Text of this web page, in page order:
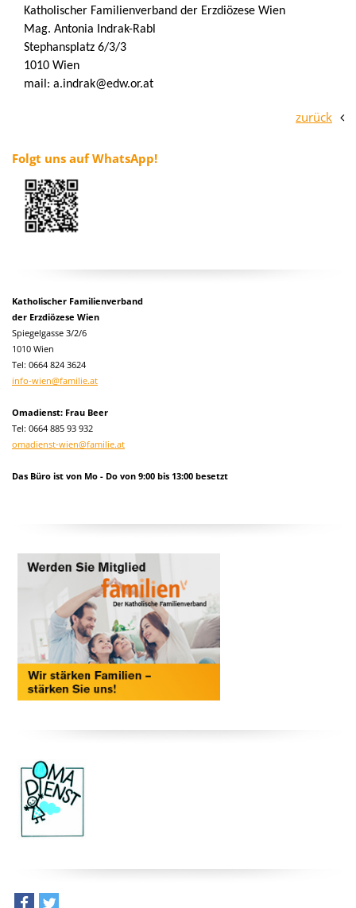
Katholischer Familienverband der Erzdiözese Wien
Mag. Antonia Indrak-Rabl
Stephansplatz 6/3/3
1010 Wien
mail: a.indrak@edw.or.at
zurück
Folgt uns auf WhatsApp!
Katholischer Familienverband
der Erzdiözese Wien
Spiegelgasse 3/2/6
1010 Wien
Tel: 0664 824 3624
info-wien@familie.at
Omadienst: Frau Beer
Tel: 0664 885 93 932
omadienst-wien@familie.at
Das Büro ist von Mo - Do von 9:00 bis 13:00 besetzt